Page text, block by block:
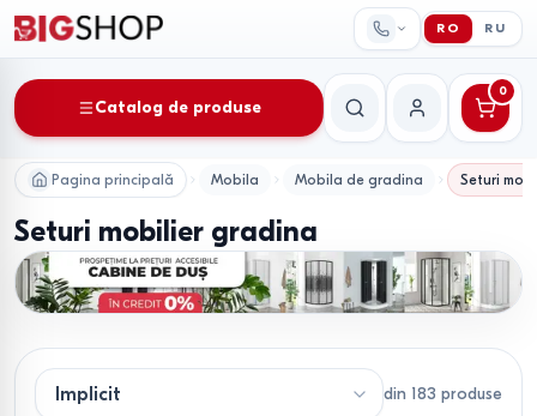
RO RU
Catalog de produse
CăutareContul meu
0
Pagina principală Mobila Mobila de gradina Seturi
Seturi mobilier gradina
din 183 produse